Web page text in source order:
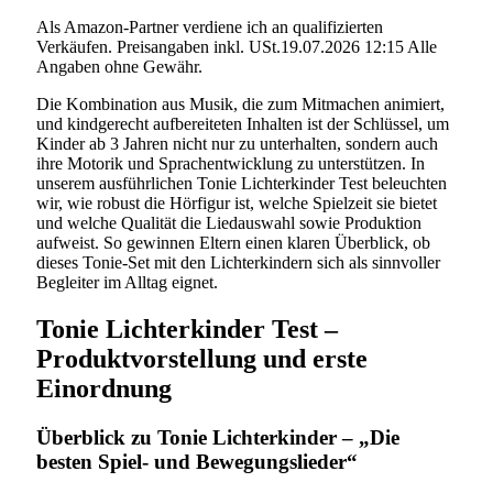
Als Amazon-Partner verdiene ich an qualifizierten
Verkäufen. Preisangaben inkl. USt.19.07.2026 12:15 Alle
Angaben ohne Gewähr.
Die Kombination aus Musik, die zum Mitmachen animiert,
und kindgerecht aufbereiteten Inhalten ist der Schlüssel, um
Kinder ab 3 Jahren nicht nur zu unterhalten, sondern auch
ihre Motorik und Sprachentwicklung zu unterstützen. In
unserem ausführlichen Tonie Lichterkinder Test beleuchten
wir, wie robust die Hörfigur ist, welche Spielzeit sie bietet
und welche Qualität die Liedauswahl sowie Produktion
aufweist. So gewinnen Eltern einen klaren Überblick, ob
dieses Tonie-Set mit den Lichterkindern sich als sinnvoller
Begleiter im Alltag eignet.
Tonie Lichterkinder Test –
Produktvorstellung und erste
Einordnung
Überblick zu Tonie Lichterkinder – „Die
besten Spiel- und Bewegungslieder“